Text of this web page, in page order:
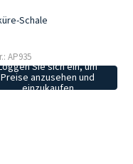
Schale
AP935
Sie sich ein, um
Preise anzusehen und
einzukaufen